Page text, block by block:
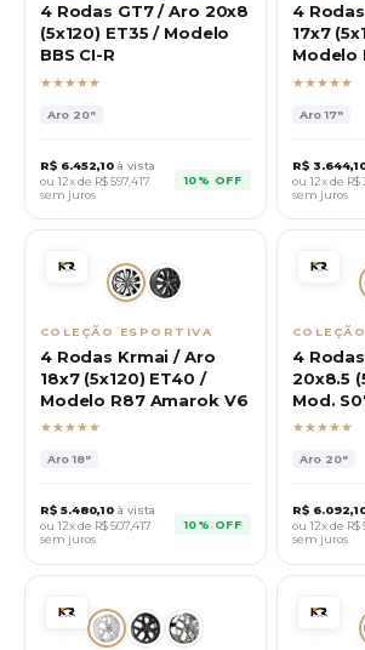
4 Rodas GT7 / Aro 20x8
(5x120) ET35 / Modelo
BBS CI-R
★★★★★
Aro 20"
R$ 6.452,10 à vista
ou 12x de R$597,417
sem juros
10% OFF
4
17x7
Modelo
★★★★★
Aro17"
R$
ou 12x de R$
sem juros
COLEÇÃO ESPORTIVA
4 Rodas Krmai / Aro
18x7 (5x120) ET40 /
Modelo R87 Amarok V6
★★★★★
Aro18"
R$ 5.480,10 à vista
ou 12x de R$507,417
sem juros
10% OFF
4
20x8.5
Mod.
★★★★★
Aro 20"
R$
ou 12x de R$
sem juros